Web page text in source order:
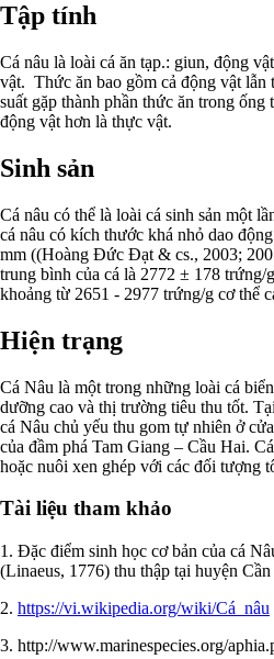
Tập tính
Cá nâu là loài cá ăn tạp.: giun, động
vật. Thức ăn bao gồm cả động vật lẫn
suất gặp thành phần thức ăn trong ống
động vật hơn là thực vật.
Sinh sản
Cá nâu có thể là loài cá sinh sản một
cá nâu có kích thước khá nhỏ dao
mm ((Hoàng Đức Đạt & cs., 2003;
trung bình của cá là 2772 ± 178 trứng/
khoảng từ 2651 - 2977 trứng/g cơ thể
Hiện trạng
Cá Nâu là một trong những loài cá
dưỡng cao và thị trường tiêu thu tốt.
cá Nâu chủ yếu thu gom tự nhiên ở
của đầm phá Tam Giang – Cầu Hai.
hoặc nuôi xen ghép với các đối tượng
Tài liệu tham khảo
1. Đặc điểm sinh học cơ bản của cá
(Linaeus, 1776) thu thập tại huyện
2. https://vi.wikipedia.org/wiki/Cá_nâu
3. http://www.marinespecies.org/